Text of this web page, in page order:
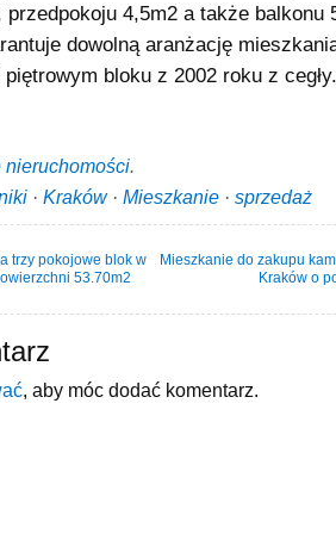
4,5m2 a także balkonu
dowolną aranżację
piętrowym bloku z 2002 roku z cegły.
nieruchomości.
· Kraków· Mieszkanie · sprzedaż
trzy pokojowe blok w
53.70m2
Mieszkanie do zakupu
Kraków o
, aby móc dodać komentarz.